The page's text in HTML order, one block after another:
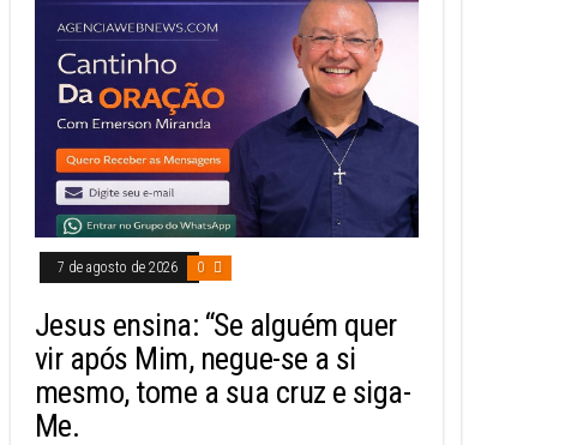
7 de agosto de 2026 0
Jesus ensina: “Se alguém quer
vir após Mim, negue-se a si
mesmo, tome a sua cruz e siga-
Me.